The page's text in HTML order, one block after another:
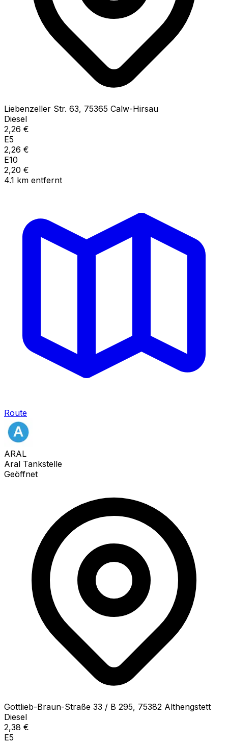
Liebenzeller Str. 63, 75365 Calw-Hirsau
Diesel
2,26 €
E5
2,26 €
E10
2,20 €
4.1 km entfernt
Route
ARAL
Aral Tankstelle
Geöffnet
Gottlieb-Braun-Straße 33 / B 295, 75382 Althengstett
Diesel
2,38 €
E5